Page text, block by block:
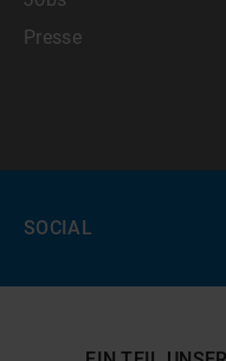
Presse
SOCIAL